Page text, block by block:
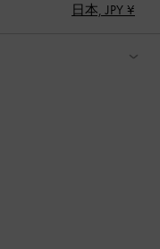
日本, JPY ¥